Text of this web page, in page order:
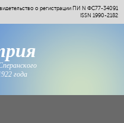
о регистрации ПИ N ФС77-34091
ISSN 1990-2182
года